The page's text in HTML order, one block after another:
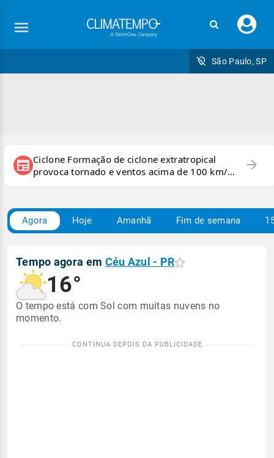
seu
São Paulo, SP
newspaper Ciclone Formação de ciclone extratropical
provoca tornado e ventos acima de 100 km/h
no RS
arrow_forward
Agora Hoje Amanhã Fim de semana
Tempo agora em Céu Azul - PR
16°
O tempo está com Sol com muitas nuvens no
momento.